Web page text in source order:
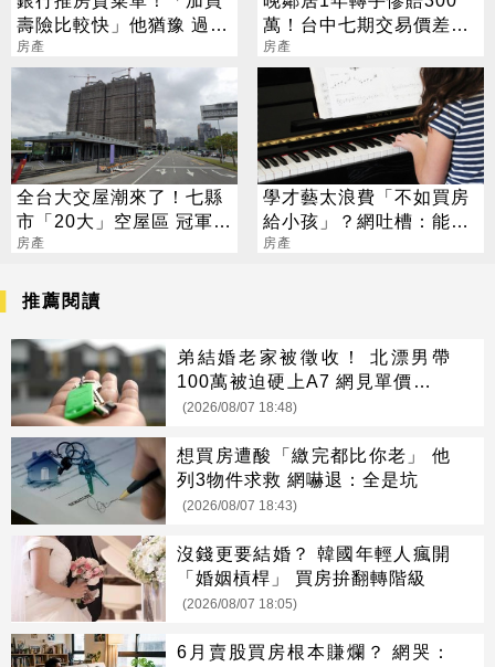
壽險比較快」他猶豫 過來
人讚：真的可考慮
房產
萬！台中七期交易價差曝
光
房產
全台大交屋潮來了！七縣
市「20大」空屋區 冠軍又
是它
房產
學才藝太浪費「不如買房
給小孩」？網吐槽：能買
房就不差這點錢
房產
推薦閱讀
弟結婚老家被徵收！ 北漂男帶
100萬被迫硬上A7 網見單價驚呆
了
(2026/08/07 18:48)
想買房遭酸「繳完都比你老」 他
列3物件求救 網嚇退：全是坑
(2026/08/07 18:43)
沒錢更要結婚？ 韓國年輕人瘋開
「婚姻槓桿」 買房拚翻轉階級
(2026/08/07 18:05)
6月賣股買房根本賺爛？ 網哭：